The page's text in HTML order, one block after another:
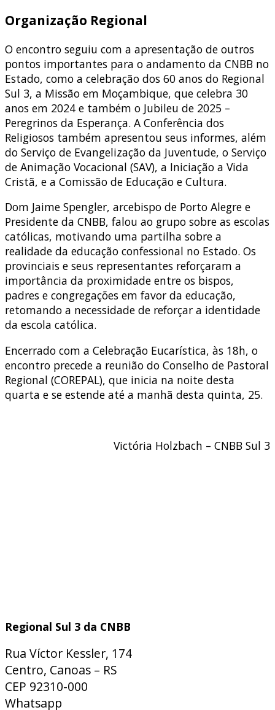
Organização Regional
O encontro seguiu com a apresentação de outros
pontos importantes para o andamento da CNBB no
Estado, como a celebração dos 60 anos do Regional
Sul 3, a Missão em Moçambique, que celebra 30
anos em 2024 e também o Jubileu de 2025 –
Peregrinos da Esperança. A Conferência dos
Religiosos também apresentou seus informes, além
do Serviço de Evangelização da Juventude, o Serviço
de Animação Vocacional (SAV), a Iniciação a Vida
Cristã, e a Comissão de Educação e Cultura.
Dom Jaime Spengler, arcebispo de Porto Alegre e
Presidente da CNBB, falou ao grupo sobre as escolas
católicas, motivando uma partilha sobre a
realidade da educação confessional no Estado. Os
provinciais e seus representantes reforçaram a
importância da proximidade entre os bispos,
padres e congregações em favor da educação,
retomando a necessidade de reforçar a identidade
da escola católica.
Encerrado com a Celebração Eucarística, às 18h, o
encontro precede a reunião do Conselho de Pastoral
Regional (COREPAL), que inicia na noite desta
quarta e se estende até a manhã desta quinta, 25.
Victória Holzbach – CNBB Sul 3
Regional Sul 3 da CNBB
Rua Víctor Kessler, 174
Centro, Canoas – RS
CEP 92310-000
Whatsapp